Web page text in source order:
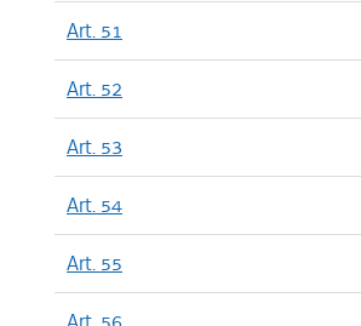
Art. 51
Art. 52
Art. 53
Art. 54
Art. 55